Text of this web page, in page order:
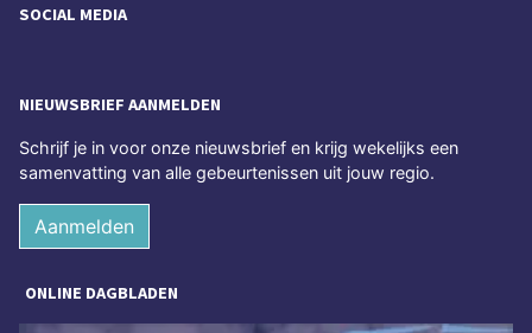
SOCIAL MEDIA
NIEUWSBRIEF AANMELDEN
Schrijf je in voor onze nieuwsbrief en krijg wekelijks een
samenvatting van alle gebeurtenissen uit jouw regio.
Aanmelden
ONLINE DAGBLADEN